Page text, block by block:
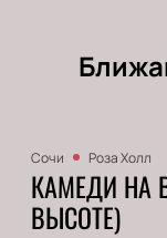
Сочи Роза Холл
КАМЕДИ НА
ВЫСОТЕ)